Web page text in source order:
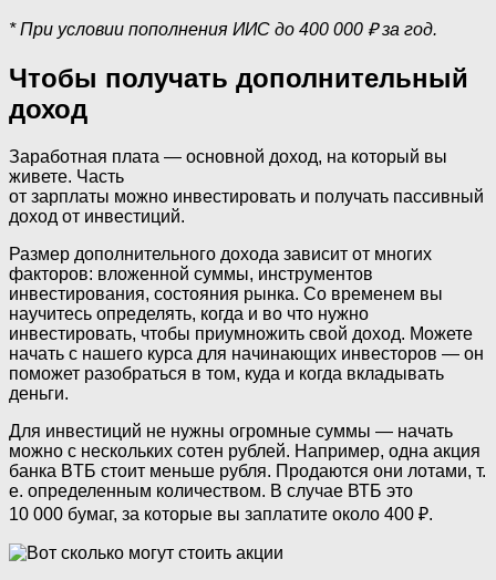
* При условии пополнения ИИС до 400 000 ₽ за год.
Чтобы получать дополнительный
доход
Заработная плата — основной доход, на который вы
живете. Часть
от зарплаты можно инвестировать и получать пассивный
доход от инвестиций.
Размер дополнительного дохода зависит от многих
факторов: вложенной суммы, инструментов
инвестирования, состояния рынка. Со временем вы
научитесь определять, когда и во что нужно
инвестировать, чтобы приумножить свой доход. Можете
начать с нашего курса для начинающих инвесторов — он
поможет разобраться в том, куда и когда вкладывать
деньги.
Для инвестиций не нужны огромные суммы — начать
можно с нескольких сотен рублей. Например, одна акция
банка ВTБ стоит меньше рубля. Продаются они лотами, т.
е. определенным количеством. В случае ВТБ это
10 000 бумаг, за которые вы заплатите около 400 ₽.